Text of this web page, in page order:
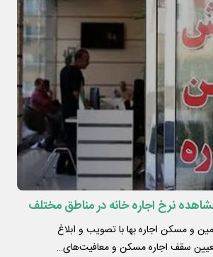
نرخ اجاره خانه در مناطق مختلف
و مسکن اجاره بها با تصویب و ابلاغ
سقف اجاره مسکن و معافیت‌های…